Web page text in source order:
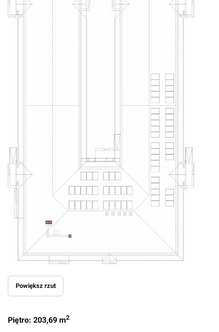
Powiększ rzut
Piętro: 203,69 m2